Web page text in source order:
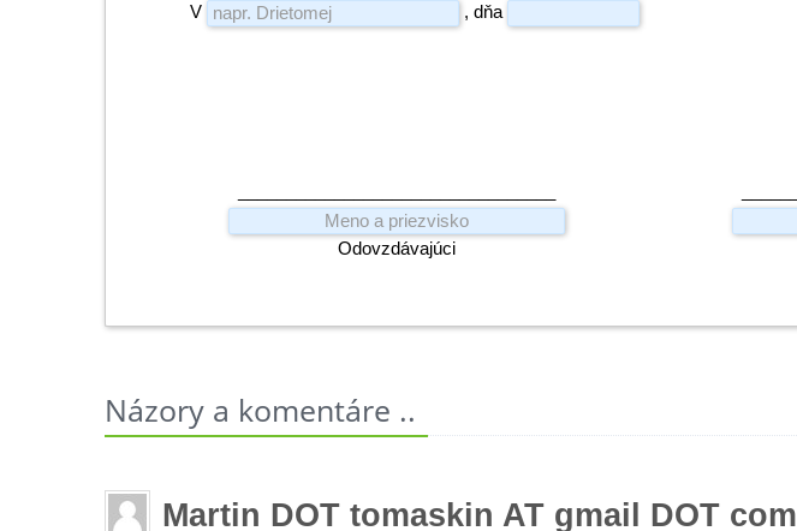
V , dňa
Odovzdávajúci
Názory a komentáre ..
Martin DOT tomaskin AT gmail DOT com